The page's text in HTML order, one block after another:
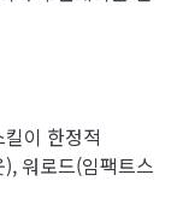
이 한정적
워로드(임팩트스